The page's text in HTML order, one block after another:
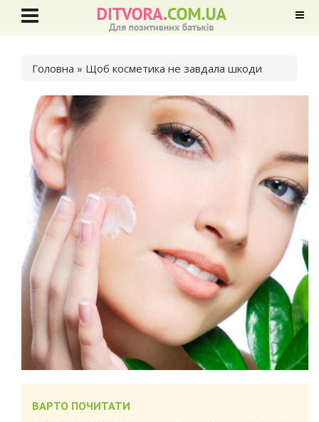
Ви є тут
Головна » Щоб косметика не завдала шкоди
ВАРТО ПОЧИТАТИ